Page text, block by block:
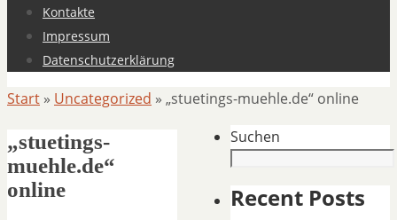
Kontakte
Impressum
Datenschutzerklärung
Start » Uncategorized » „stuetings-muehle.de“ online
„stuetings-
muehle.de“
online
Suchen
Recent Posts